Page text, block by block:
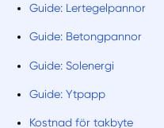
Guide: Lertegelpannor
Guide: Betongpannor
Guide: Solenergi
Guide: Ytpapp
Kostnad för takbyte